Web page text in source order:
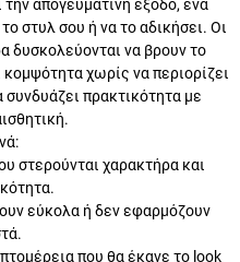
απογευματινή έξοδο, ένα
στυλ σου ή να το αδικήσει. Οι
να βρουν το ιδανικό
χωρίς να περιορίζει την άνεση.
με μοντέρνα αισθητική.
στερούνται χαρακτήρα και
ή δεν εφαρμόζουν σωστά.
που θα έκανε το look